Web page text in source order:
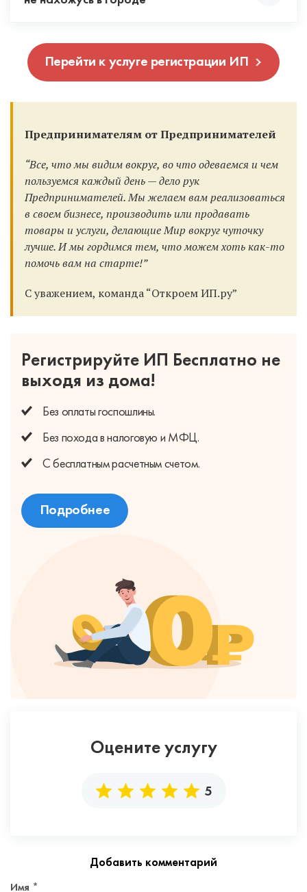
Если вы работаете с юр. лицами и ИП, то с вами не
заключат договор без наличия расчетного счета.
Поэтому открывать счет мы рекомендуем всем и
бесплатно!
ее в любой фирме в вашем городе, ее сделают за
Специалист при регистрации ИП
проконсультирует вас по всем режимам
налогообложения и поможет выбрать
система налогообложения, тогда вы будете
Да можно. Для этого выпускается ЭЦП и вы
можете подать документы удаленно. Но в нашем
случае документы и так подаются удаленно,
банк Точка.
Перейти к услуге регистрации ИП
Предпринимателям от Предпринимателей
“Все, что мы видим вокруг, во что одеваемся и чем
пользуемся каждый день — дело рук
Предпринимателей. Мы желаем вам реализоваться
в своем бизнесе, производить или продавать
товары и услуги, делающие Мир вокруг чуточку
лучше. И мы гордимся тем, что можем хоть как-то
помочь вам на старте!”
С уважением, команда “Откроем ИП.ру”
Регистрируйте ИП Бесплатно не
выходя из дома!
Без оплатыгоспошлины.
Без походав налоговую и МФЦ.
С бесплатнымрасчетным счетом.
Подробнее
Оцените услугу
5
Добавить комментарий
Имя *